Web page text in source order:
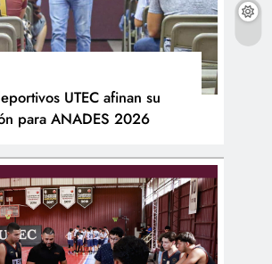
UTEC afinan su
para ANADES 2026